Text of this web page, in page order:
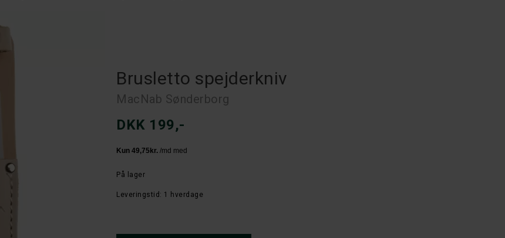
Brusletto spejderkniv
MacNab Sønderborg
DKK 199,-
På lager
Leveringstid: 1 hverdage